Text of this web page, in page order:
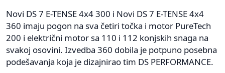
Novi DS 7 E-TENSE 4x4 300 i Novi DS 7 E-TENSE 4x4
360 imaju pogon na sva četiri točka i motor PureTech
200 i električni motor sa 110 i 112 konjskih snaga na
svakoj osovini. Izvedba 360 dobila je potpuno posebna
podešavanja koja je dizajnirao tim DS PERFORMANCE.